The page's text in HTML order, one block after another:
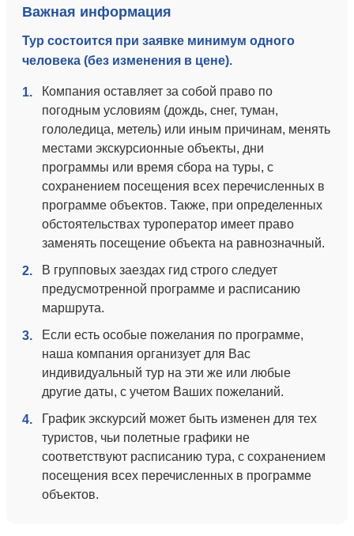
Важная информация
Тур состоится при заявке минимум одного
человека (без изменения в цене).
1.
Компания оставляет за собой право по
погодным условиям (дождь, снег, туман,
гололедица, метель) или иным причинам, менять
местами экскурсионные объекты, дни
программы или время сбора на туры, с
сохранением посещения всех перечисленных в
программе объектов. Также, при определенных
обстоятельствах туроператор имеет право
заменять посещение объекта на равнозначный.
2.
В групповых заездах гид строго следует
предусмотренной программе и расписанию
маршрута.
3.
Если есть особые пожелания по программе,
наша компания организует для Вас
индивидуальный тур на эти же или любые
другие даты, с учетом Ваших пожеланий.
4.
График экскурсий может быть изменен для тех
туристов, чьи полетные графики не
соответствуют расписанию тура, с сохранением
посещения всех перечисленных в программе
объектов.